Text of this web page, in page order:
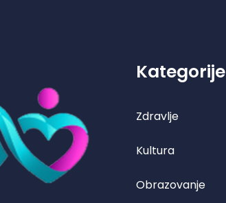
Kategorije
Zdravlje
Kultura
Obrazovanje